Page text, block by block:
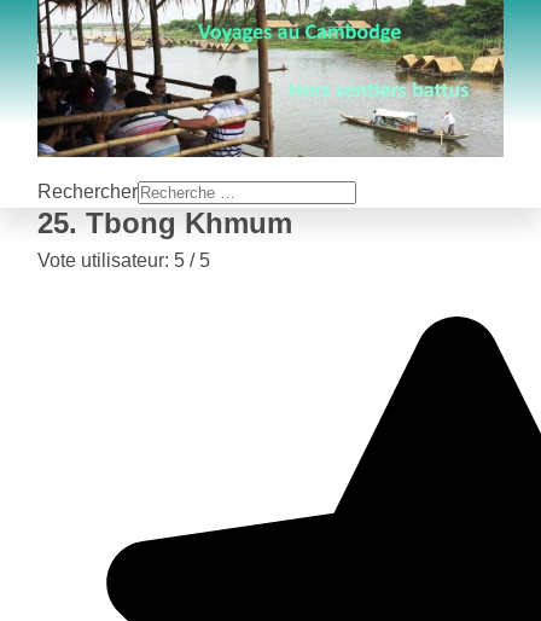
Rechercher
25. Tbong Khmum
Vote utilisateur: 5 / 5